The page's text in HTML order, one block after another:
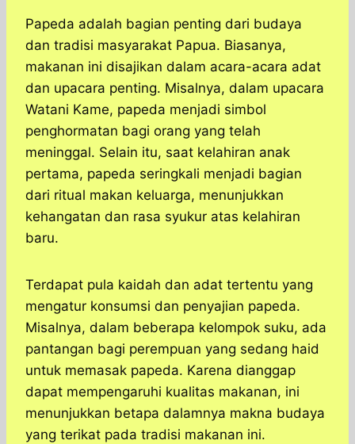
Papeda adalah bagian penting dari budaya
dan tradisi masyarakat Papua. Biasanya,
makanan ini disajikan dalam acara-acara adat
dan upacara penting. Misalnya, dalam upacara
Watani Kame, papeda menjadi simbol
penghormatan bagi orang yang telah
meninggal. Selain itu, saat kelahiran anak
pertama, papeda seringkali menjadi bagian
dari ritual makan keluarga, menunjukkan
kehangatan dan rasa syukur atas kelahiran
baru.
Terdapat pula kaidah dan adat tertentu yang
mengatur konsumsi dan penyajian papeda.
Misalnya, dalam beberapa kelompok suku, ada
pantangan bagi perempuan yang sedang haid
untuk memasak papeda. Karena dianggap
dapat mempengaruhi kualitas makanan, ini
menunjukkan betapa dalamnya makna budaya
yang terikat pada tradisi makanan ini.